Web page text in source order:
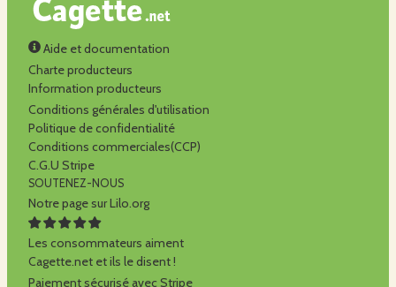
Aide et documentation
Charte producteurs
Information producteurs
Conditions générales d'utilisation
Politique de confidentialité
Conditions commerciales(CCP)
C.G.U Stripe
SOUTENEZ-NOUS
Notre page sur Lilo.org
Les consommateurs aiment
Cagette.net et ils le disent !
Paiement sécurisé avec Stripe